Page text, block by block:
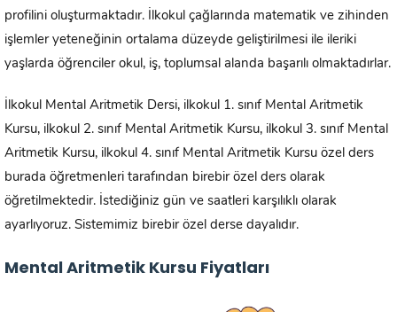
profilini oluşturmaktadır. İlkokul çağlarında matematik ve zihinden
işlemler yeteneğinin ortalama düzeyde geliştirilmesi ile ileriki
yaşlarda öğrenciler okul, iş, toplumsal alanda başarılı olmaktadırlar.
İlkokul Mental Aritmetik Dersi, ilkokul 1. sınıf Mental Aritmetik
Kursu, ilkokul 2. sınıf Mental Aritmetik Kursu, ilkokul 3. sınıf Mental
Aritmetik Kursu, ilkokul 4. sınıf Mental Aritmetik Kursu özel ders
burada öğretmenleri tarafından birebir özel ders olarak
öğretilmektedir. İstediğiniz gün ve saatleri karşılıklı olarak
ayarlıyoruz. Sistemimiz birebir özel derse dayalıdır.
Mental Aritmetik Kursu Fiyatları